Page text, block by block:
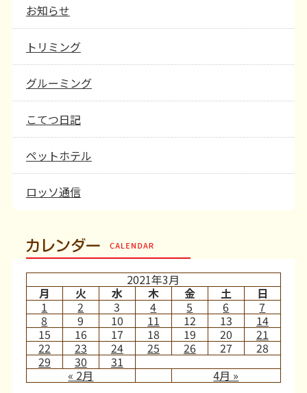
お知らせ
トリミング
グルーミング
こてつ日記
ペットホテル
ロッソ通信
カレンダー
2021年3月
月
火 水 木 金 土 日
« 2月 4月 »
1 2 3 4 5 6
7
8
9 10 11 12 13
14
15
16 17 18 19 20
21
22
23 24 25 26 27
28
29
30 31